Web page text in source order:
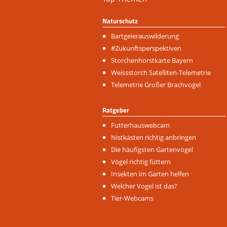
Naturschutz
Navigation
überspringen
Bartgeierauswilderung
#Zukunftsperspektiven
Storchenhorstkarte Bayern
Weissstorch Satelliten-Telemetrie
Telemetrie Großer Brachvogel
Ratgeber
Navigation
überspringen
Futterhauswebcam
Nistkästen richtig anbringen
Die häufigsten Gartenvögel
Vögel richtig füttern
Insekten im Garten helfen
Welcher Vogel ist das?
Tier-Webcams